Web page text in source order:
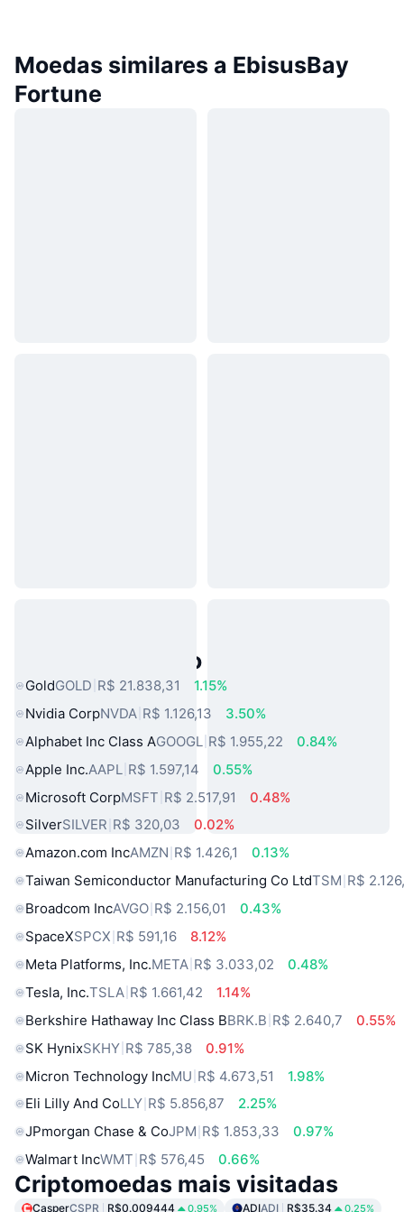
Moedas similares a EbisusBay
Fortune
Ativos do Mundo Real Populares
GoldGOLD R$ 21.838,31
1.15%
Nvidia CorpNVDA R$ 1.126,13
3.50%
Alphabet Inc Class AGOOGL R$ 1.955,22
0.84%
Apple Inc.AAPL R$ 1.597,14
0.55%
Microsoft CorpMSFT R$ 2.517,91
0.48%
SilverSILVER R$ 320,03
0.02%
Amazon.com IncAMZN R$ 1.426,1
0.13%
Taiwan Semiconductor Manufacturing Co LtdTSM R$
Broadcom IncAVGO R$ 2.156,01
0.43%
SpaceXSPCX R$ 591,16
8.12%
Meta Platforms, Inc.META R$ 3.033,02
0.48%
Tesla, Inc.TSLA R$ 1.661,42
1.14%
Berkshire Hathaway Inc Class BBRK.B R$ 2.640,7
0.55%
SK HynixSKHY R$ 785,38
0.91%
Micron Technology IncMU R$ 4.673,51
1.98%
Eli Lilly And CoLLY R$ 5.856,87
2.25%
JPmorgan Chase & CoJPM R$ 1.853,33
0.97%
Walmart IncWMT R$ 576,45 0.66%
Criptomoedas mais visitadas
CasperCSPR R$0.009444 0.95% ADIADI R$35.34 0.25%